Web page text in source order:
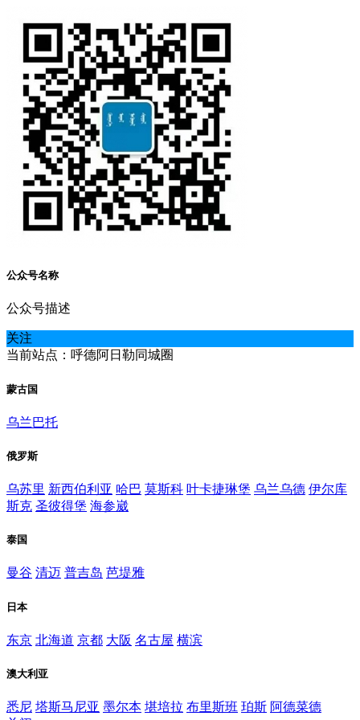
公众号名称
公众号描述
关注
当前站点：呼德阿日勒同城圈
蒙古国
乌兰巴托
俄罗斯
乌苏里 新西伯利亚 哈巴 莫斯科 叶卡捷琳堡 乌兰乌德 伊尔库
斯克 圣彼得堡 海参崴
泰国
曼谷 清迈 普吉岛 芭堤雅
日本
东京 北海道 京都 大阪 名古屋 横滨
澳大利亚
悉尼 塔斯马尼亚 墨尔本 堪培拉 布里斯班 珀斯 阿德菜德